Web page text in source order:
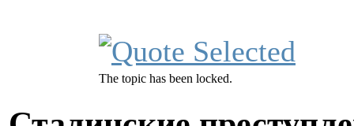
The topic has been locked.